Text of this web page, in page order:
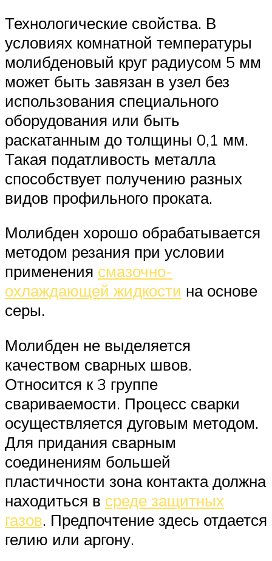
Технологические свойства. В
условиях комнатной температуры
молибденовый круг радиусом 5 мм
может быть завязан в узел без
использования специального
оборудования или быть
раскатанным до толщины 0,1 мм.
Такая податливость металла
способствует получению разных
видов профильного проката.
Молибден хорошо обрабатывается
методом резания при условии
применения смазочно-
охлаждающей жидкости на основе
серы.
Молибден не выделяется
качеством сварных швов.
Относится к 3 группе
свариваемости. Процесс сварки
осуществляется дуговым методом.
Для придания сварным
соединениям большей
пластичности зона контакта должна
находиться в среде защитных
газов. Предпочтение здесь отдается
гелию или аргону.